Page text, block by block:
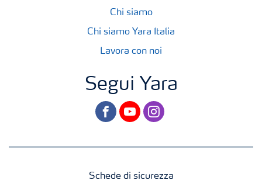
Chi siamo
Chi siamo Yara Italia
Lavora con noi
Segui Yara
facebookyoutubeinstagram
Schede di sicurezza